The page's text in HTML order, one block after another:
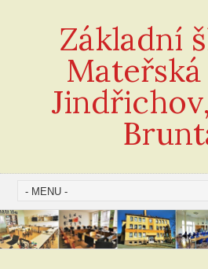
Základní